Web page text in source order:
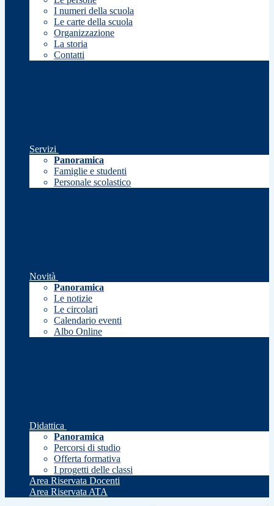
I numeri della scuola
Le carte della scuola
Organizzazione
La storia
Contatti
Servizi
Panoramica
Famiglie e studenti
Personale scolastico
Novità
Panoramica
Le notizie
Le circolari
Calendario eventi
Albo Online
Didattica
Panoramica
Percorsi di studio
Offerta formativa
I progetti delle classi
Area Riservata Docenti
Area Riservata ATA